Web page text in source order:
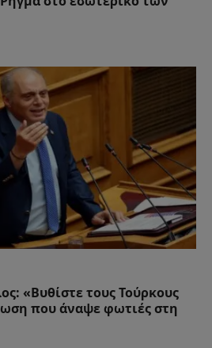
«Βυθίστε τους Τούρκους
που άναψε φωτιές στη